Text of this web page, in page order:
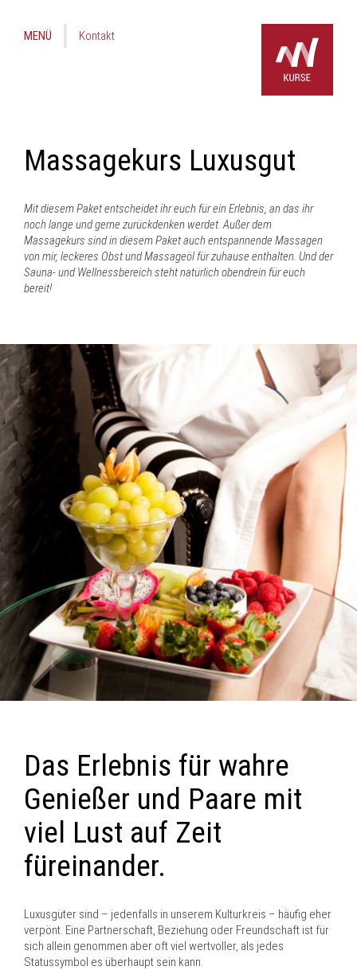
MENÜ Kontakt
Massagekurs Luxusgut
Mit diesem Paket entscheidet ihr euch für ein Erlebnis, an das ihr
noch lange und gerne zurückdenken werdet. Außer dem
Massagekurs sind in diesem Paket auch entspannende Massagen
von mir, leckeres Obst und Massageöl für zuhause enthalten. Und der
Sauna- und Wellnessbereich steht natürlich obendrein für euch
bereit!
Das Erlebnis für wahre
Genießer und Paare mit
viel Lust auf Zeit
füreinander.
Luxusgüter sind – jedenfalls in unserem Kulturkreis – häufig eher
verpönt. Eine Partnerschaft, Beziehung oder Freundschaft ist für
sich allein genommen aber oft viel wertvoller, als jedes
Statussymbol es überhaupt sein kann.